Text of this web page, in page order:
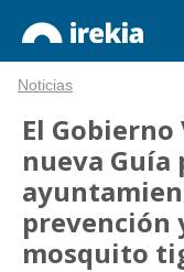
Noticias
El
nueva Guía
prevención
mosquito